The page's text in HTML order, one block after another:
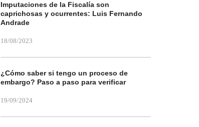
Imputaciones de la Fiscalía son
caprichosas y ocurrentes: Luis Fernando
Andrade
18/08/2023
¿Cómo saber si tengo un proceso de
embargo? Paso a paso para verificar
19/09/2024